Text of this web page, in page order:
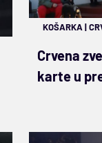
KOŠARKA |
Crvena
karte u